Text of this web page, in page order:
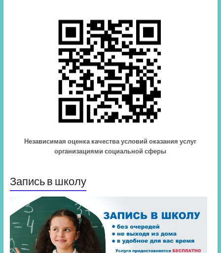
Независимая оценка качества условий оказания услуг
организациями социальной сферы
Запись в школу